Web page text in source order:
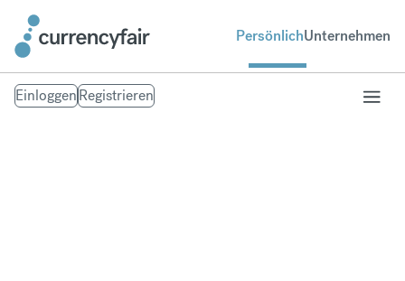
PersönlichUnternehmen
EinloggenRegistrieren